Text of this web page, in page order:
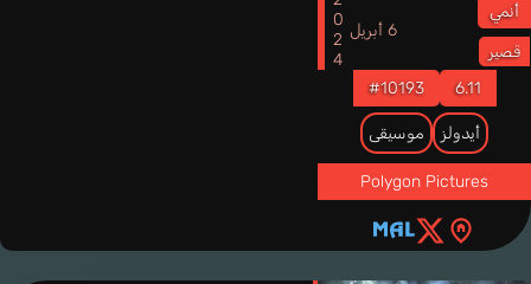
أنمي
قصير
6 أبريل 2024
6.11
#10193
أيدولز موسيقى
Polygon Pictures